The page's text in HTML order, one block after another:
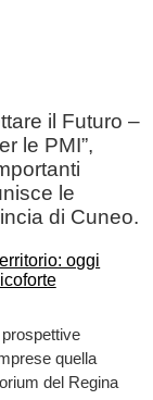
il Futuro –
le PMI”,
le
di Cuneo.
quella
del Regina